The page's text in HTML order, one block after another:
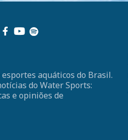
aquáticos do Brasil.
do Water Sports:
e opiniões de